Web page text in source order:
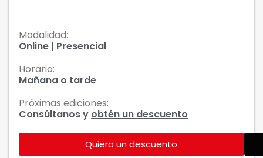
Modalidad:
Online | Presencial
Horario:
Mañana o tarde
Próximas ediciones:
Consúltanos y obtén un descuento
Quiero un descuento